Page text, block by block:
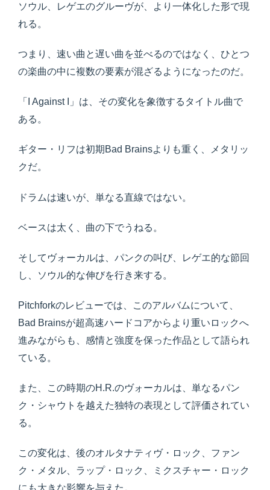
ソウル、レゲエのグルーヴが、より一体化した形で現
れる。
つまり、速い曲と遅い曲を並べるのではなく、ひとつ
の楽曲の中に複数の要素が混ざるようになったのだ。
「I Against I」は、その変化を象徴するタイトル曲で
ある。
ギター・リフは初期Bad Brainsよりも重く、メタリッ
クだ。
ドラムは速いが、単なる直線ではない。
ベースは太く、曲の下でうねる。
そしてヴォーカルは、パンクの叫び、レゲエ的な節回
し、ソウル的な伸びを行き来する。
Pitchforkのレビューでは、このアルバムについて、
Bad Brainsが超高速ハードコアからより重いロックへ
進みながらも、感情と強度を保った作品として語られ
ている。
また、この時期のH.R.のヴォーカルは、単なるパン
ク・シャウトを越えた独特の表現として評価されてい
る。
この変化は、後のオルタナティヴ・ロック、ファン
ク・メタル、ラップ・ロック、ミクスチャー・ロック